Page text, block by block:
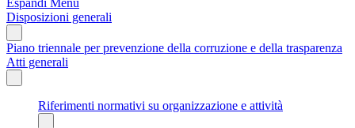
Disposizioni generali
Piano triennale per prevenzione della corruzione e della trasparenza
Atti generali
Riferimenti normativi su organizzazione e attività